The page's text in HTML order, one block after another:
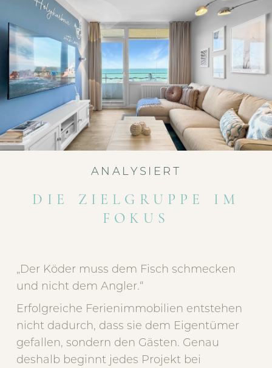
ANALYSIERT
DIE ZIELGRUPPE IM
FOKUS
„Der Köder muss dem Fisch schmecken
und nicht dem Angler.“
Erfolgreiche Ferienimmobilien entstehen
nicht dadurch, dass sie dem Eigentümer
gefallen, sondern den Gästen. Genau
deshalb beginnt jedes Projekt bei